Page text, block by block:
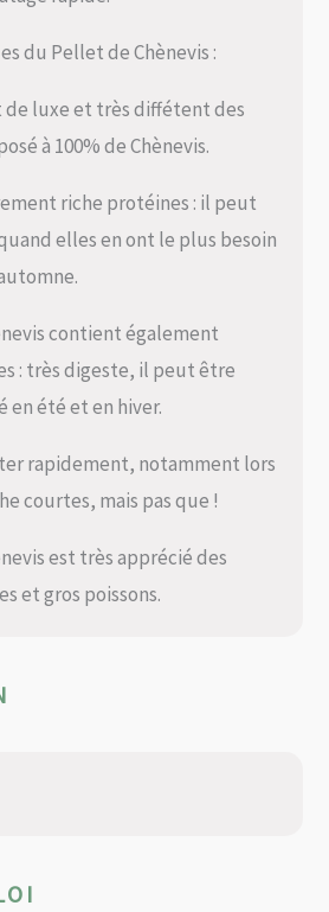
du Pellet de Chènevis :
de luxe et très diffétent des
à 100% de Chènevis.
riche protéines : il peut
elles en ont le plus besoin
contient également
: très digeste, il peut être
en été et en hiver.
rapidement, notamment lors
courtes, mais pas que !
est très apprécié des
et gros poissons.